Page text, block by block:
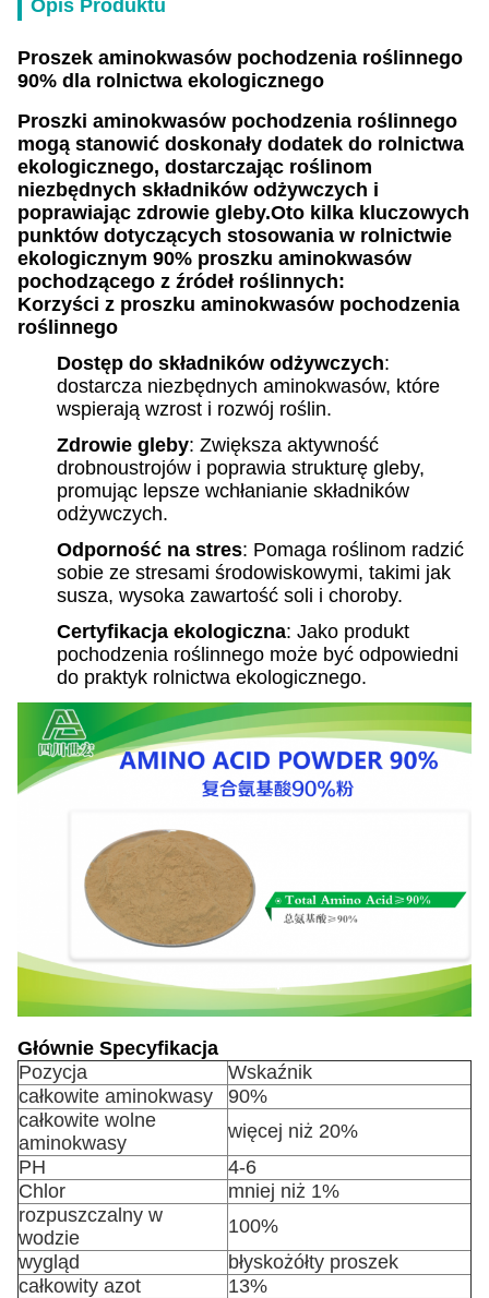
Opis Produktu
Proszek aminokwasów pochodzenia roślinnego
90% dla rolnictwa ekologicznego
Proszki aminokwasów pochodzenia roślinnego
mogą stanowić doskonały dodatek do rolnictwa
ekologicznego, dostarczając roślinom
niezbędnych składników odżywczych i
poprawiając zdrowie gleby.Oto kilka kluczowych
punktów dotyczących stosowania w rolnictwie
ekologicznym 90% proszku aminokwasów
pochodzącego z źródeł roślinnych:
Korzyści z proszku aminokwasów pochodzenia
roślinnego
Dostęp do składników odżywczych:
dostarcza niezbędnych aminokwasów, które
wspierają wzrost i rozwój roślin.
Zdrowie gleby: Zwiększa aktywność
drobnoustrojów i poprawia strukturę gleby,
promując lepsze wchłanianie składników
odżywczych.
Odporność na stres: Pomaga roślinom radzić
sobie ze stresami środowiskowymi, takimi jak
susza, wysoka zawartość soli i choroby.
Certyfikacja ekologiczna: Jako produkt
pochodzenia roślinnego może być odpowiedni
do praktyk rolnictwa ekologicznego.
Głównie Specyfikacja
Pozycja
Wskaźnik
całkowite aminokwasy
90%
całkowite wolne
aminokwasy
więcej niż 20%
PH
4-6
Chlor
mniej niż 1%
rozpuszczalny w
wodzie
100%
wygląd
błyskożółty proszek
całkowity azot
13%